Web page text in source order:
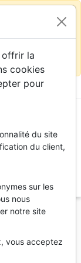
France close
shopping_cart
offrir la
cookies
pour
du site
du client,
sur les
nous
notre site
vous acceptez